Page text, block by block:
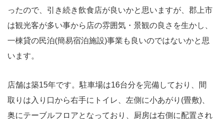
ったので、引き続き飲食店が良いかと思いますが、郡上市
は観光客が多い事から店の雰囲気・景観の良さを生かし、
一棟貸の民泊(簡易宿泊施設)事業も良いのではないかと思
います。
店舗は築15年です。駐車場は16台分を完備しており、間
取りは入り口から右手にトイレ、左側に小あがり(畳敷)、
奥にテーブルフロアとなっており、厨房は右側に配置され